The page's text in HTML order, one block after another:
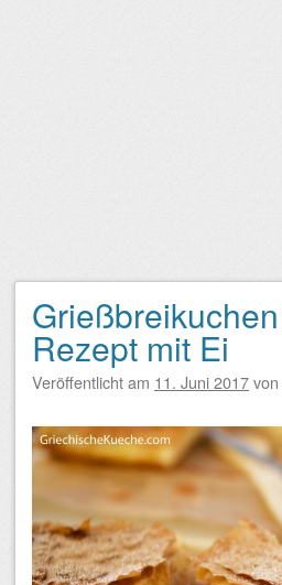
Rezept mit Ei
Veröffentlicht am 11. Juni 2017von